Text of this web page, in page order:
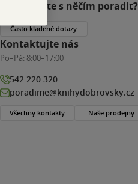
Potřebujete s něčím poradit?
Často kladené dotazy
Kontaktujte nás
Po–Pá: 8:00–17:00
542 220 320
poradime@knihydobrovsky.cz
Všechny kontakty Naše prodejny